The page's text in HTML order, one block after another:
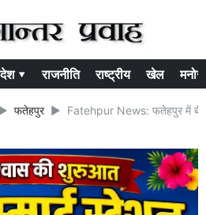
▾ राजनीति राष्ट्रीय खेल
फतेहपुर Fatehpur News: फतेहपुर में